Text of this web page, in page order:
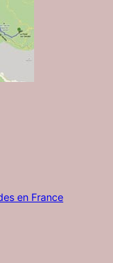
en France